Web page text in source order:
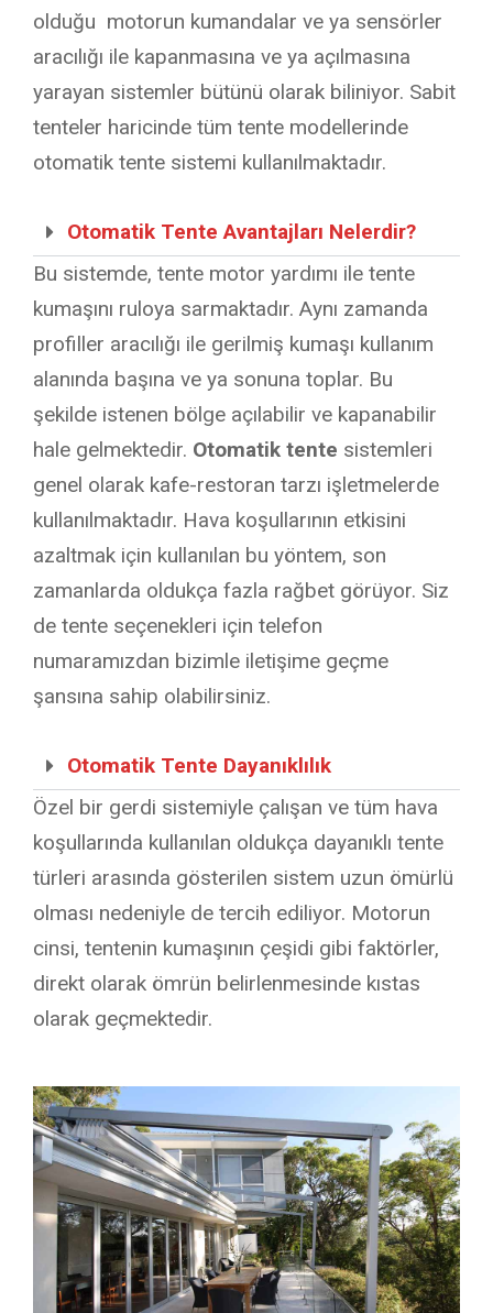
olduğu motorun kumandalar ve ya sensörler
aracılığı ile kapanmasına ve ya açılmasına
yarayan sistemler bütünü olarak biliniyor. Sabit
tenteler haricinde tüm tente modellerinde
otomatik tente sistemi kullanılmaktadır.
Otomatik Tente Avantajları Nelerdir?
Bu sistemde, tente motor yardımı ile tente
kumaşını ruloya sarmaktadır. Aynı zamanda
profiller aracılığı ile gerilmiş kumaşı kullanım
alanında başına ve ya sonuna toplar. Bu
şekilde istenen bölge açılabilir ve kapanabilir
hale gelmektedir. Otomatik tente sistemleri
genel olarak kafe-restoran tarzı işletmelerde
kullanılmaktadır. Hava koşullarının etkisini
azaltmak için kullanılan bu yöntem, son
zamanlarda oldukça fazla rağbet görüyor. Siz
de tente seçenekleri için telefon
numaramızdan bizimle iletişime geçme
şansına sahip olabilirsiniz.
Otomatik Tente Dayanıklılık
Özel bir gerdi sistemiyle çalışan ve tüm hava
koşullarında kullanılan oldukça dayanıklı tente
türleri arasında gösterilen sistem uzun ömürlü
olması nedeniyle de tercih ediliyor. Motorun
cinsi, tentenin kumaşının çeşidi gibi faktörler,
direkt olarak ömrün belirlenmesinde kıstas
olarak geçmektedir.